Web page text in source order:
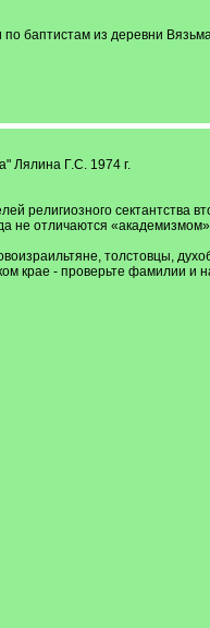
баптистам из деревни
Лялина Г.С. 1974 г.
религиозного сектантства
не отличаются
толстовцы,
крае - проверьте фамилии и